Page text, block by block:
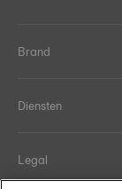
Brand
Diensten
Legal